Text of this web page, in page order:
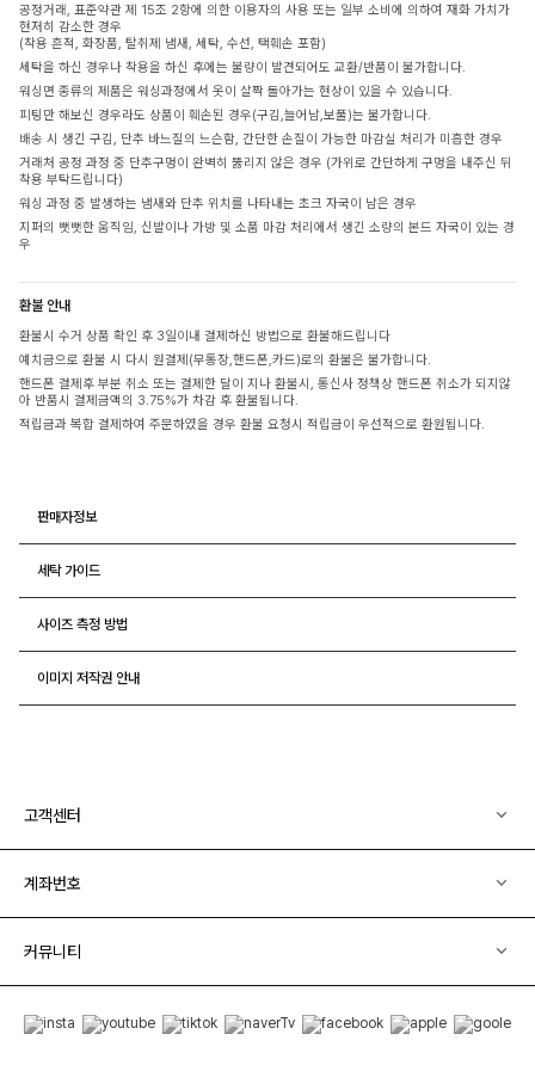
공정거래, 표준약관 제 15조 2항에 의한 이용자의 사용 또는 일부 소비에 의하여 재화 가치가
현저히 감소한 경우
(착용 흔적, 화장품, 탈취제 냄새, 세탁, 수선, 택훼손 포함)
세탁을 하신 경우나 착용을 하신 후에는 불량이 발견되어도 교환/반품이 불가합니다.
워싱면 종류의 제품은 워싱과정에서 옷이 살짝 돌아가는 현상이 있을 수 있습니다.
피팅만 해보신 경우라도 상품이 훼손된 경우(구김,늘어남,보풀)는 불가합니다.
배송 시 생긴 구김, 단추 바느질의 느슨함, 간단한 손질이 가능한 마감실 처리가 미흡한 경우
거래처 공정 과정 중 단추구멍이 완벽히 뚫리지 않은 경우 (가위로 간단하게 구멍을 내주신 뒤
착용 부탁드립니다)
워싱 과정 중 발생하는 냄새와 단추 위치를 나타내는 초크 자국이 남은 경우
지퍼의 뻣뻣한 움직임, 신발이나 가방 및 소품 마감 처리에서 생긴 소량의 본드 자국이 있는 경
우
환불 안내
환불시 수거 상품 확인 후 3일이내 결제하신 방법으로 환불해드립니다
예치금으로 환불 시 다시 원결제(무통장,핸드폰,카드)로의 환불은 불가합니다.
핸드폰 결제후 부분 취소 또는 결제한 달이 지나 환불시, 통신사 정책상 핸드폰 취소가 되지않
아 반품시 결제금액의 3.75%가 차감 후 환불됩니다.
적립금과 복합 결제하여 주문하였을 경우 환불 요청시 적립금이 우선적으로 환원됩니다.
판매자정보
세탁 가이드
사이즈 측정 방법
이미지 저작권 안내
고객센터
계좌번호
커뮤니티